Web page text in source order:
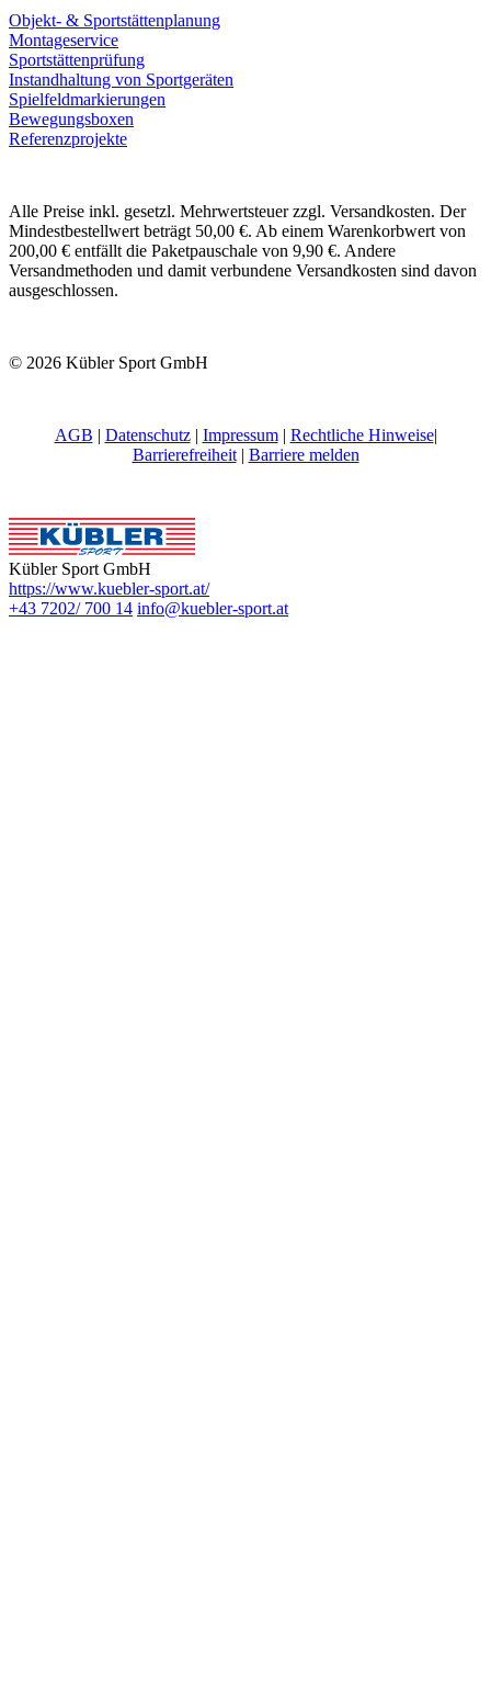
Objekt- & Sportstättenplanung
Montageservice
Sportstättenprüfung
Instandhaltung von Sportgeräten
Spielfeldmarkierungen
Bewegungsboxen
Referenzprojekte
Alle Preise inkl. gesetzl. Mehrwertsteuer zzgl. Versandkosten. Der
Mindestbestellwert beträgt 50,00 €. Ab einem Warenkorbwert von
200,00 € entfällt die Paketpauschale von 9,90 €. Andere
Versandmethoden und damit verbundene Versandkosten sind davon
ausgeschlossen.
© 2026 Kübler Sport GmbH
AGB | Datenschutz| Impressum| Rechtliche Hinweise|
Barrierefreiheit| Barriere melden
Kübler Sport GmbH
https://www.kuebler-sport.at/
+43 7202/ 700 14 info@kuebler-sport.at